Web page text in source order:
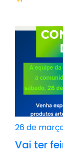
26 de
Vai ter